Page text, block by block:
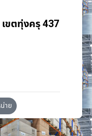
เขตทุ่งครุ 437
าย